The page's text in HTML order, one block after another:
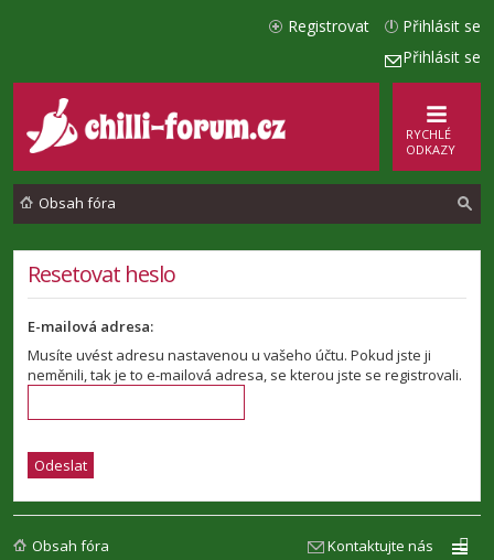
Přihlásit se
Přihlásit se
Registrovat
RYCHLÉ
ODKAZY
Obsah fóra
Resetovat heslo
E-mailová adresa:
Musíte uvést adresu nastavenou u vašeho účtu. Pokud jste ji
neměnili, tak je to e-mailová adresa, se kterou jste se registrovali.
Obsah fóra Kontaktujte nás